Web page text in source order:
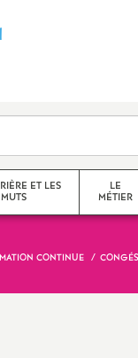
d
i
c
ET LES
MUTS
LE
MÉTIER
CONTINUE